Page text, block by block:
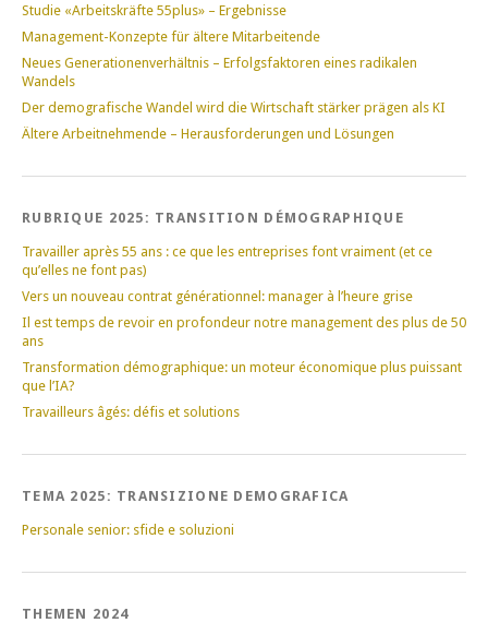
Studie «Arbeitskräfte 55plus» – Ergebnisse
Management-Konzepte für ältere Mitarbeitende
Neues Generationenverhältnis – Erfolgsfaktoren eines radikalen
Wandels
Der demografische Wandel wird die Wirtschaft stärker prägen als KI
Ältere Arbeitnehmende – Herausforderungen und Lösungen
RUBRIQUE 2025: TRANSITION DÉMOGRAPHIQUE
Travailler après 55 ans : ce que les entreprises font vraiment (et ce
qu’elles ne font pas)
Vers un nouveau contrat générationnel: manager à l’heure grise
Il est temps de revoir en profondeur notre management des plus de 50
ans
Transformation démographique: un moteur économique plus puissant
que l’IA?
Travailleurs âgés: défis et solutions
TEMA 2025: TRANSIZIONE DEMOGRAFICA
Personale senior: sfide e soluzioni
THEMEN 2024